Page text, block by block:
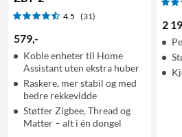
4.5 (31)
579,-
Koble enheter til Home
Assistant uten ekstra huber
Raskere, mer stabil og med
bedre rekkevidde
Støtter Zigbee, Thread og
Matter – alt i én dongel
2